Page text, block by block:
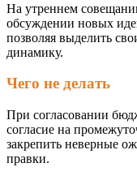
На утреннем
обсуждении новых
позволяя выделить
динамику.
Чего не делать
При согласовании
согласие на
закрепить неверные
правки.